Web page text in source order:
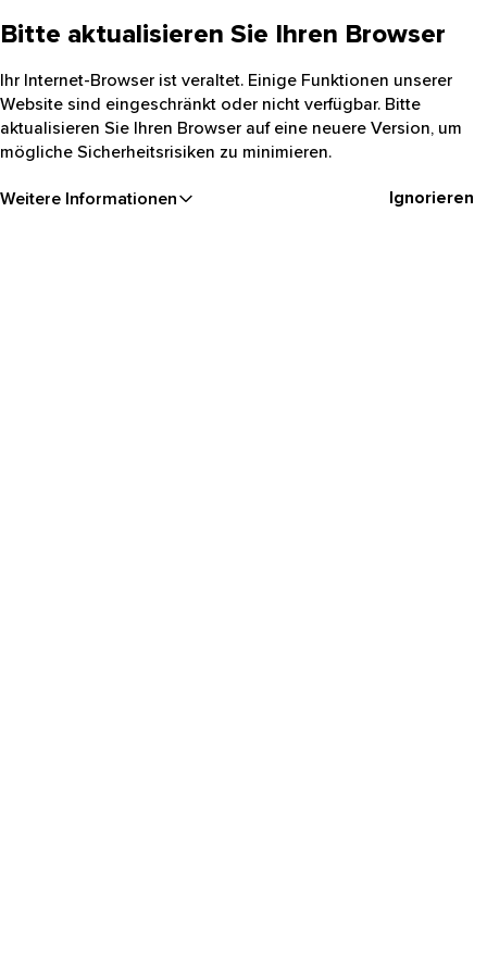
Bitte aktualisieren Sie Ihren Browser
Ihr Internet-Browser ist veraltet. Einige Funktionen unserer
Website sind eingeschränkt oder nicht verfügbar. Bitte
aktualisieren Sie Ihren Browser auf eine neuere Version, um
mögliche Sicherheitsrisiken zu minimieren.
Weitere Informationen Ignorieren